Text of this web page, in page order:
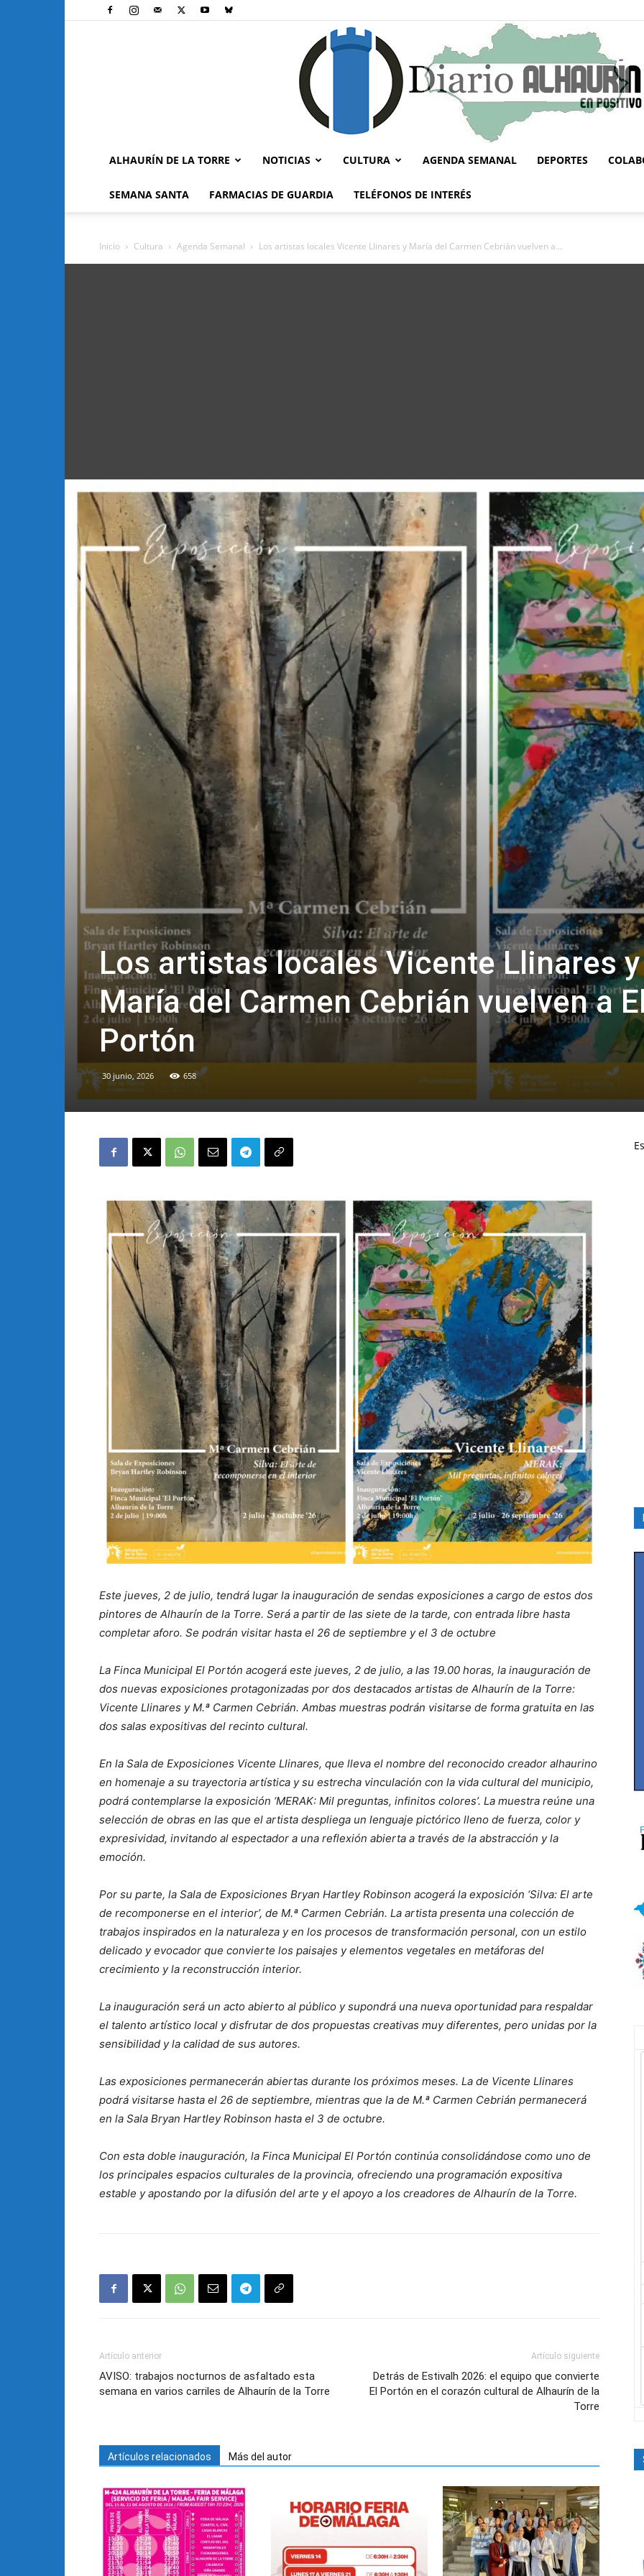
ALHAURÍN DE LA TORRE NOTICIAS CULTURA AGENDA SEMANAL DEPORTES
SEMANA SANTA FARMACIAS DE GUARDIA TELÉFONOS DE INTERÉS
Inicio Cultura Agenda Semanal Los artistas locales Vicente Llinares y María del Carmen Cebrián vuelven a...
Los artistas locales Vicente Llinares y
María del Carmen Cebrián vuelven a
Portón
30 junio, 2026 658
Este jueves, 2 de julio, tendrá lugar la inauguración de sendas exposiciones a cargo de estos dos
pintores de Alhaurín de la Torre. Será a partir de las siete de la tarde, con entrada libre hasta
completar aforo. Se podrán visitar hasta el 26 de septiembre y el 3 de octubre
La Finca Municipal El Portón acogerá este jueves, 2 de julio, a las 19.00 horas, la inauguración de
dos nuevas exposiciones protagonizadas por dos destacados artistas de Alhaurín de la Torre:
Vicente Llinares y M.ª Carmen Cebrián. Ambas muestras podrán visitarse de forma gratuita en las
dos salas expositivas del recinto cultural.
En la Sala de Exposiciones Vicente Llinares, que lleva el nombre del reconocido creador alhaurino
en homenaje a su trayectoria artística y su estrecha vinculación con la vida cultural del municipio,
podrá contemplarse la exposición ‘MERAK: Mil preguntas, infinitos colores’. La muestra reúne una
selección de obras en las que el artista despliega un lenguaje pictórico lleno de fuerza, color y
expresividad, invitando al espectador a una reflexión abierta a través de la abstracción y la
emoción.
Por su parte, la Sala de Exposiciones Bryan Hartley Robinson acogerá la exposición ‘Silva: El arte
de recomponerse en el interior’, de M.ª Carmen Cebrián. La artista presenta una colección de
trabajos inspirados en la naturaleza y en los procesos de transformación personal, con un estilo
delicado y evocador que convierte los paisajes y elementos vegetales en metáforas del
crecimiento y la reconstrucción interior.
La inauguración será un acto abierto al público y supondrá una nueva oportunidad para respaldar
el talento artístico local y disfrutar de dos propuestas creativas muy diferentes, pero unidas por la
sensibilidad y la calidad de sus autores.
Las exposiciones permanecerán abiertas durante los próximos meses. La de Vicente Llinares
podrá visitarse hasta el 26 de septiembre, mientras que la de M.ª Carmen Cebrián permanecerá
en la Sala Bryan Hartley Robinson hasta el 3 de octubre.
Con esta doble inauguración, la Finca Municipal El Portón continúa consolidándose como uno de
los principales espacios culturales de la provincia, ofreciendo una programación expositiva
estable y apostando por la difusión del arte y el apoyo a los creadores de Alhaurín de la Torre.
Artículo anterior
AVISO: trabajos nocturnos de asfaltado esta
semana en varios carriles de Alhaurín de la Torre
Artículo siguiente
Detrás de Estivalh 2026: el equipo que convierte
El Portón en el corazón cultural de Alhaurín de la
Torre
Artículos relacionados Más del autor